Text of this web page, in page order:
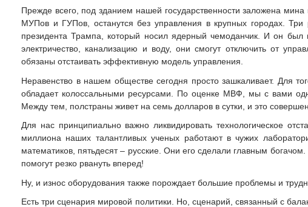
Прежде всего, под зданием нашей государственности заложена
МУПов и ГУПов, останутся без управления в крупных городах. Три
президента Трампа, который носил ядерный чемоданчик. И он был
электричество, канализацию и воду, они смогут отключить от
обязаны отстаивать эффективную модель управления.
Неравенство в нашем обществе сегодня просто зашкаливает. Для
обладает колоссальными ресурсами. По оценке МВФ, мы с вами
Между тем, полстраны живет на семь долларов в сутки, и это
Для нас принципиально важно ликвидировать технологическое
миллиона наших талантливых ученых работают в чужих
математиков, пятьдесят – русские. Они его сделали главным
помогут резко рвануть вперед!
Ну, и износ оборудования также порождает большие проблемы и
Есть три сценария мировой политики. Но, сценарий, связанный с